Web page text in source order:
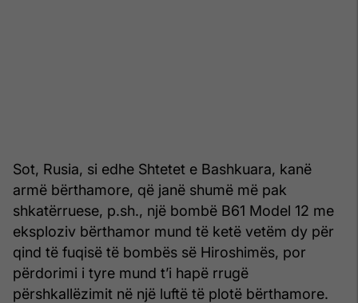
Sot, Rusia, si edhe Shtetet e Bashkuara, kanë
armë bërthamore, që janë shumë më pak
shkatërruese, p.sh., një bombë B61 Model 12 me
eksploziv bërthamor mund të ketë vetëm dy për
qind të fuqisë të bombës së Hiroshimës, por
përdorimi i tyre mund t’i hapë rrugë
përshkallëzimit në një luftë të plotë bërthamore.